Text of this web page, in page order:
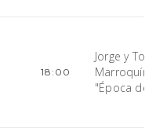
18:00
Jorge y Tony
Marroquín,
"Época de